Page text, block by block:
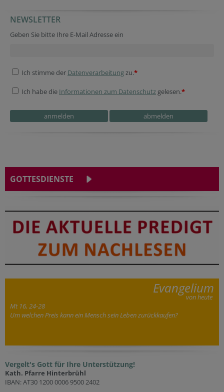
NEWSLETTER
Geben Sie bitte Ihre E-Mail Adresse ein
Ich stimme der Datenverarbeitungzu.*
Ich habe die Informationen zum Datenschutz gelesen.*
GOTTESDIENSTE
Evangelium
von heute
Mt 16, 24-28
Um welchen Preis kann ein Mensch sein Leben zurückkaufen?
Vergelt's Gott für Ihre Unterstützung!
Kath. Pfarre Hinterbrühl
IBAN: AT30 1200 0006 9500 2402